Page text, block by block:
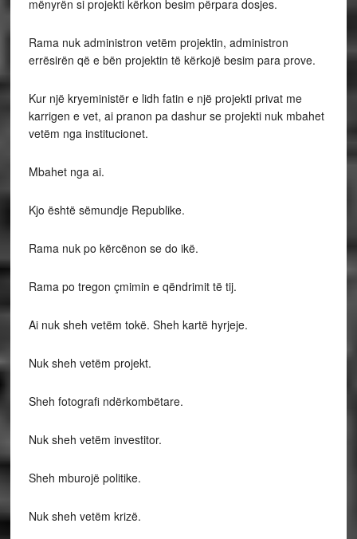
mënyrën si projekti kërkon besim përpara dosjes.
Rama nuk administron vetëm projektin, administron
errësirën që e bën projektin të kërkojë besim para prove.
Kur një kryeministër e lidh fatin e një projekti privat me
karrigen e vet, ai pranon pa dashur se projekti nuk mbahet
vetëm nga institucionet.
Mbahet nga ai.
Kjo është sëmundje Republike.
Rama nuk po kërcënon se do ikë.
Rama po tregon çmimin e qëndrimit të tij.
Ai nuk sheh vetëm tokë. Sheh kartë hyrjeje.
Nuk sheh vetëm projekt.
Sheh fotografi ndërkombëtare.
Nuk sheh vetëm investitor.
Sheh mburojë politike.
Nuk sheh vetëm krizë.